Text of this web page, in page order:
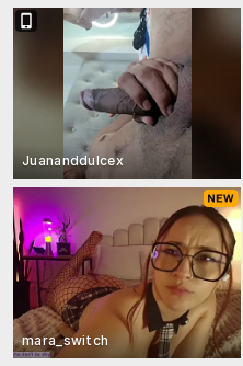
Juananddulcex
mara_switch